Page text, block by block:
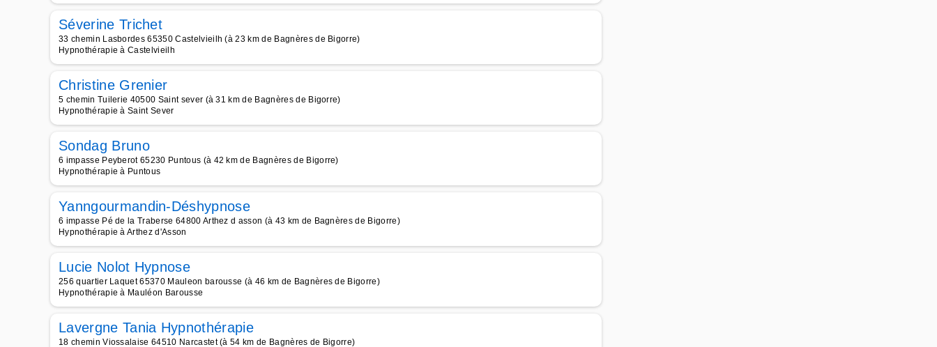
Séverine Trichet
33 chemin Lasbordes 65350 Castelvieilh (à 23 km de Bagnères de Bigorre)
Hypnothérapie à Castelvieilh
Christine Grenier
5 chemin Tuilerie 40500 Saint sever (à 31 km de Bagnères de Bigorre)
Hypnothérapie à Saint Sever
Sondag Bruno
6 impasse Peyberot 65230 Puntous (à 42 km de Bagnères de Bigorre)
Hypnothérapie à Puntous
Yanngourmandin-Déshypnose
6 impasse Pé de la Traberse 64800 Arthez d asson (à 43 km de Bagnères de Bigorre)
Hypnothérapie à Arthez d'Asson
Lucie Nolot Hypnose
256 quartier Laquet 65370 Mauleon barousse (à 46 km de Bagnères de Bigorre)
Hypnothérapie à Mauléon Barousse
Lavergne Tania Hypnothérapie
18 chemin Viossalaise 64510 Narcastet (à 54 km de Bagnères de Bigorre)